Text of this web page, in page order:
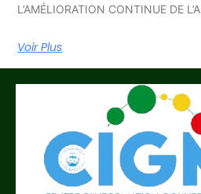
L’AMÉLIORATION CONTINUE DE
Voir Plus